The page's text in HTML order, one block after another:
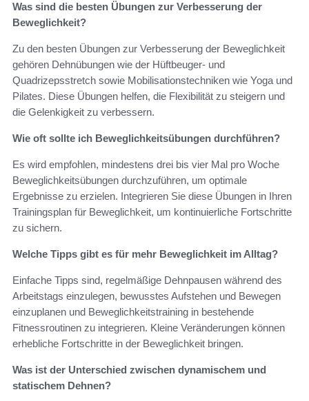
Was sind die besten Übungen zur Verbesserung der
Beweglichkeit?
Zu den besten Übungen zur Verbesserung der Beweglichkeit
gehören Dehnübungen wie der Hüftbeuger- und
Quadrizepsstretch sowie Mobilisationstechniken wie Yoga und
Pilates. Diese Übungen helfen, die Flexibilität zu steigern und
die Gelenkigkeit zu verbessern.
Wie oft sollte ich Beweglichkeitsübungen durchführen?
Es wird empfohlen, mindestens drei bis vier Mal pro Woche
Beweglichkeitsübungen durchzuführen, um optimale
Ergebnisse zu erzielen. Integrieren Sie diese Übungen in Ihren
Trainingsplan für Beweglichkeit, um kontinuierliche Fortschritte
zu sichern.
Welche Tipps gibt es für mehr Beweglichkeit im Alltag?
Einfache Tipps sind, regelmäßige Dehnpausen während des
Arbeitstags einzulegen, bewusstes Aufstehen und Bewegen
einzuplanen und Beweglichkeitstraining in bestehende
Fitnessroutinen zu integrieren. Kleine Veränderungen können
erhebliche Fortschritte in der Beweglichkeit bringen.
Was ist der Unterschied zwischen dynamischem und
statischem Dehnen?